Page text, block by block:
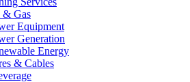
Gas
Equipment
Generation
Energy
& Cables